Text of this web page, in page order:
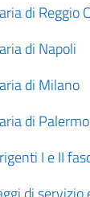
di Reggio
di Napoli
di Milano
di Palermo
I e II